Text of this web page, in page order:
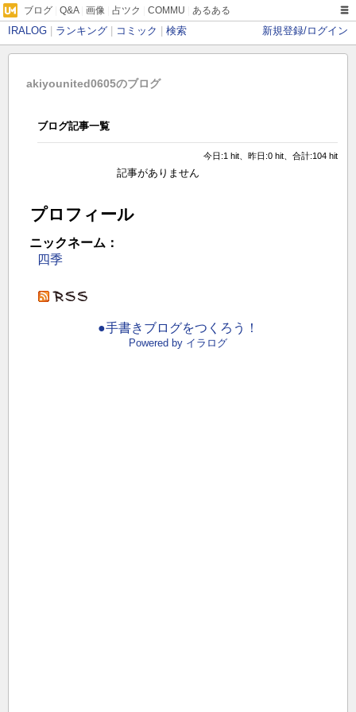
ブログ Q&A| 画像 占ツク COMMU あるある
IRALOG ランキング コミック 検索 新規登録/ログイン
akiyounited0605のブログ
ブログ記事一覧
今日:1 hit、昨日:0 hit、合計:104 hit
記事がありません
プロフィール
ニックネーム：
四季
●手書きブログをつくろう！
Powered by イラログ